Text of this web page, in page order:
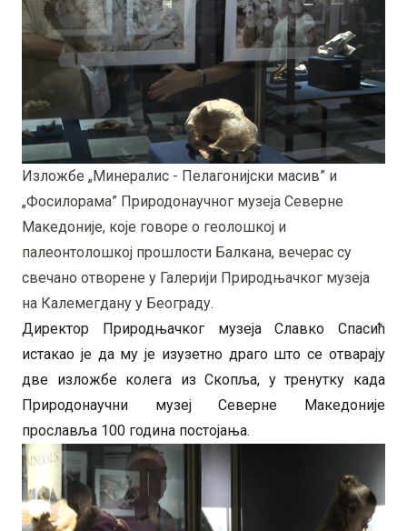
Изложбе „Минералис - Пелагонијски масив” и
„Фосилорама” Природонаучног музеја Северне
Македоније, које говоре о геолошкој и
палеонтолошкој прошлости Балкана, вечерас су
свечано отворене у Галерији Природњачког музеја
на Калемегдану у Београду.
Директор Природњачког музеја Славко Спасић
истакао је да му је изузетно драго што се отварају
две изложбе колега из Скопља, у тренутку када
Природонаучни музеј Северне Македоније
прославља 100 година постојања.